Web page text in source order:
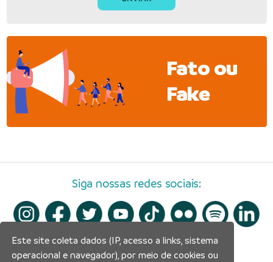
Fato ou
Fake
Siga nossas redes sociais:
Este site coleta dados (IP, acesso a links, sistema
operacional e navegador), por meio de cookies ou